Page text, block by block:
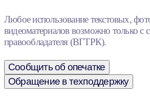
Любое использование текстовых,
видеоматериалов возможно только с
правообладателя (ВГТРК).
Сообщить об опечатке
Обращение в техподдержку